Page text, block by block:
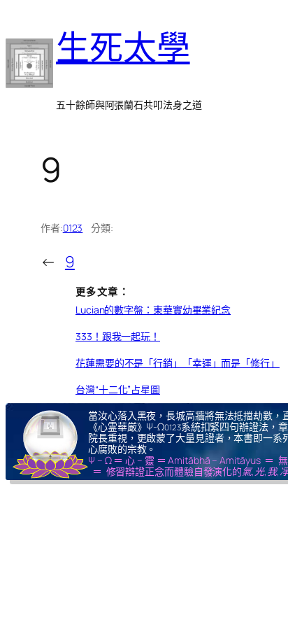
至
主
要
生死太學
五十餘師與阿張蘭石共叩法身之道
9
作者:0123 分類:
← 9
更多文章：
Lucian的數字盤：東華實幼畢業紀念
333！跟我一起玩！
花蓮需要的不是「行銷」「幸運」而是「修行」
台灣“十二化”占星圖
當汝心落入黑夜，長城高牆將無法抵擋劫數
《心霊華厳》Ψ-Ω0123系統扣緊四句辦證法，
院長重視，更啟蒙了大量見證者，本書即一
心腐敗的宗教。
Ψ – Ω ＝ 心 – 靈 ＝ Amitābhā – Amitāyus ＝
＝ 修習辯證正念而體驗自發演化的氣,光,我,